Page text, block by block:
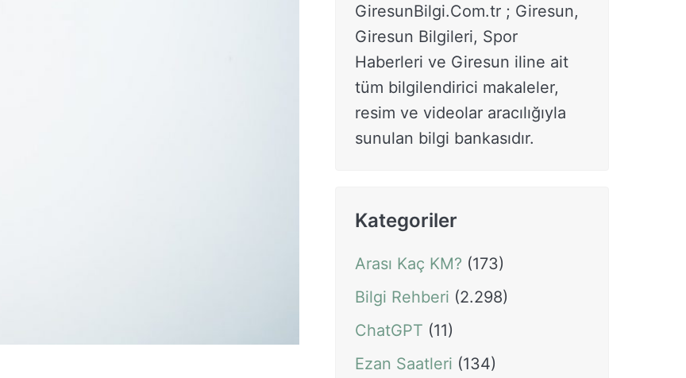
GiresunBilgi.Com.tr ; Giresun,
Giresun Bilgileri, Spor
Haberleri ve Giresun iline ait
tüm bilgilendirici makaleler,
resim ve videolar aracılığıyla
sunulan bilgi bankasıdır.
Kategoriler
Arası Kaç KM? (173)
Bilgi Rehberi (2.298)
ChatGPT (11)
Ezan Saatleri (134)